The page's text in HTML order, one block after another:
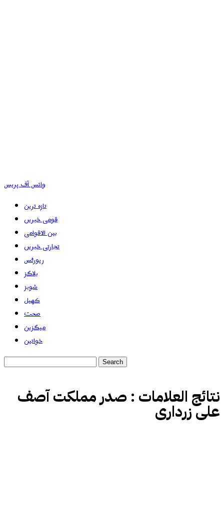
وائس آف پریس
تازہ ترین
قومی خبریں
بین الاقوامی
تجارتی خبریں
رپورٹس
بلاگز
شوبز
کھیل
صحت
میگزین
خواتین
نتائج العلامات : صدر مملکت آصف
علی زرداری